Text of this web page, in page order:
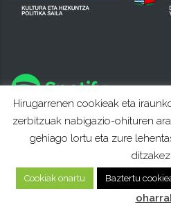
Hirugarrenen cookieak eta
zerbitzuak nabigazio-ohituren
gehiago lortu eta zure
Cookiak onartu Baztertu